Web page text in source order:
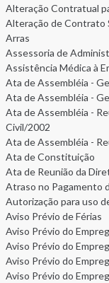
Alteração Contratual
Alteração de Contrato
Arras
Assessoria de
Assistência Médica à
Ata de Assembléia -
Ata de Assembléia -
Ata de Assembléia -
Civil/2002
Ata de Assembléia -
Ata de Constituição
Ata de Reunião da
Atraso no Pagamento
Autorização para uso
Aviso Prévio de Férias
Aviso Prévio do
Aviso Prévio do
Aviso Prévio do
Aviso Prévio do